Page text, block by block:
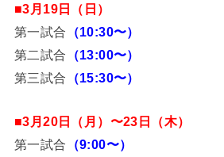
■3月19日（日）
第一試合 （10:30〜）
第二試合 （13:00〜）
第三試合 （15:30〜）
■3月20日（月）〜23日（木）
第一試合 （9:00〜）